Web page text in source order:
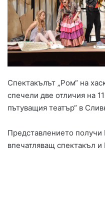
Спектакълът „Ром“ на
спечели две отличия на
пътуващия театър“ в
Представлението получи
впечатляващ спектакъл и